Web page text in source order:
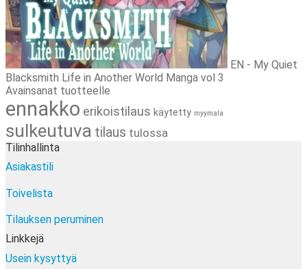
EN - My Quiet
Blacksmith Life in Another World Manga vol 3
Avainsanat tuotteelle
ennakko erikoistilaus käytetty myymala
sulkeutuva tilaus tulossa
Tilinhallinta
Asiakastili
Toivelista
Tilauksen peruminen
Linkkejä
Usein kysyttyä